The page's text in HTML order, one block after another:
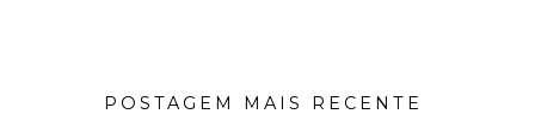
POSTAGEM MAIS RECENTE